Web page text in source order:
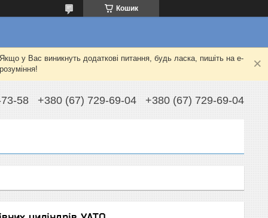
Кошик
у Вас виникнуть додаткові питання, будь ласка, пишіть на e-
58 +380 (67) 729-69-04 +380 (67) 729-69-04